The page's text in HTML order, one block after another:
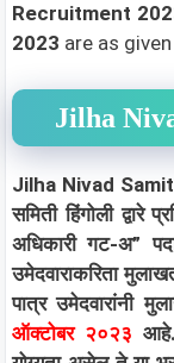
Recruitment
2023 are as
Jilha
Jilha Nivad
समिती हिंगोली द्वारे
अधिकारी गट-अ”
उमेदवाराकरिता
पात्र उमेदवारांनी
ऑक्टोबर २०२३ आहे.